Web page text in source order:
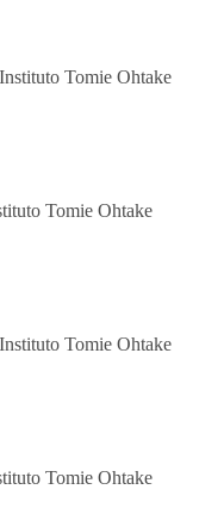
Tomie Ohtake
Tomie Ohtake